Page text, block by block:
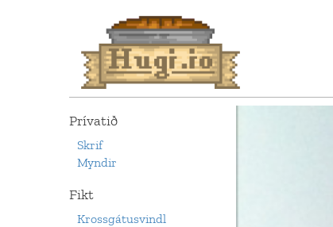
Prívatið
Skrif
Myndir
Fikt
Krossgátusvindl